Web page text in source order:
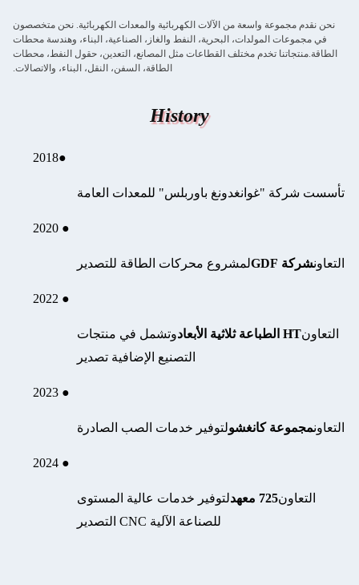
نحن نقدم مجموعة واسعة من الآلات الكهربائية والمعدات الكهربائية. نحن متخصصون
في مجموعات المولدات، البحرية، النفط والغاز، الصناعية، البناء، وهندسة محطات
الطاقة.منتجاتنا تخدم مختلف القطاعات مثل المصانع، التعدين، حقول النفط، محطات
الطاقة، السفن، النقل، البناء، والاتصالات.
History
●
2018
تأسست شركة "غوانغدونغ باوربلس" للمعدات العامة
● 2020
التعاونشركة GDF لمشروع محركات الطاقة للتصدير
● 2022
التعاونHT الطباعة ثلاثية الأبعاد
وتشمل في منتجات
التصنيع الإضافية تصدير
● 2023
التعاونمجموعة كانغشولتوفير خدمات الصب الصادرة
● 2024
التعاون725 معهد
لتوفير خدمات عالية المستوى
للصناعة الآلية CNC التصدير